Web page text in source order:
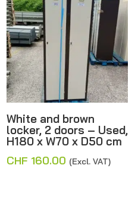
White and brown
locker, 2 doors – Used,
H180 x W70 x D50 cm
CHF 160.00 (Excl. VAT)